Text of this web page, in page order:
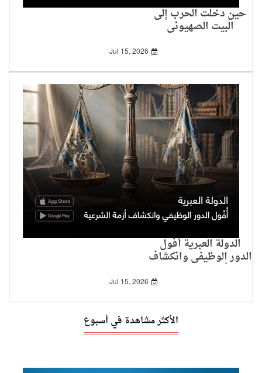
حين دخلت الحرب إلى
البيت الصهيوني
Jul 15, 2026
الدولة العبرية أُفُول
الدور الوظيفي وانكشاف
أزمة الشرعية
Jul 15, 2026
الأكثر مشاهدة في أسبوع